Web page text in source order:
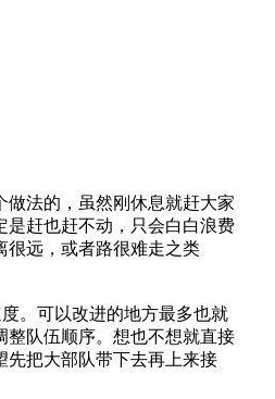
法的，虽然刚休息就赶大家
是赶也赶不动，只会白白浪费
很远，或者路很难走之类
。可以改进的地方最多也就
整队伍顺序。想也不想就直接
先把大部队带下去再上来接